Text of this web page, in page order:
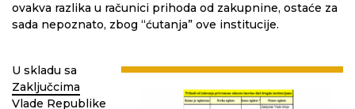
ovakva razlika u računici prihoda od zakupnine, ostaće za
sada nepoznato, zbog “ćutanja” ove institucije.
U skladu sa
Zaključcima
Vlade Republike